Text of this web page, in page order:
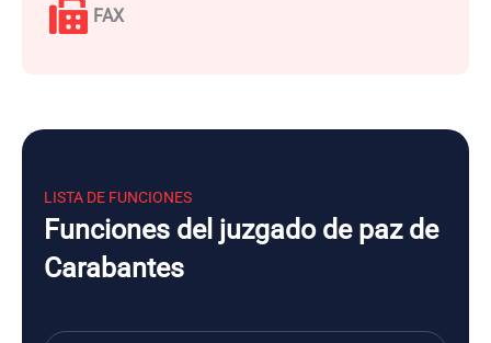
FAX
LISTA DE FUNCIONES
Funciones del juzgado de paz de
Carabantes